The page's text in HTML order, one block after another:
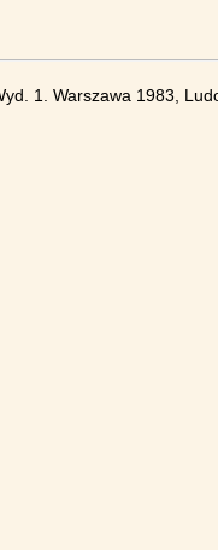
1. Warszawa 1983,